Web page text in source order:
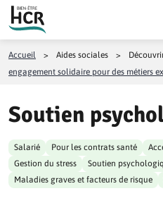
Aller au contenu
Accueil > Aides sociales >
engagement solidaire pour des métiers
Soutien
Salarié Pour les contrats santé
Gestion du stress
Soutien
Maladies graves et facteurs de risque